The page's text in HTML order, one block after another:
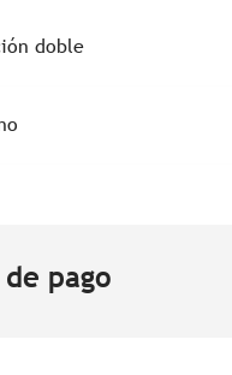
doble
pago